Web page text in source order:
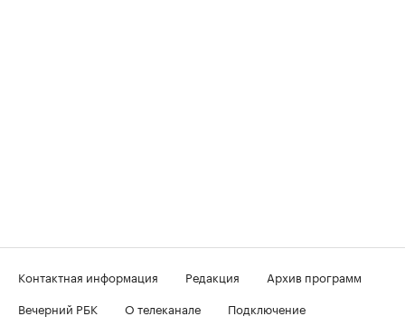
Контактная информация Редакция
Архив программ
Вечерний РБК
О телеканале
Подключение